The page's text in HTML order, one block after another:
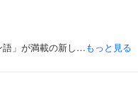
語」が満載の新し…もっと見る